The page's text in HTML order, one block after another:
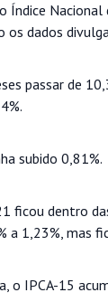
os dados
passar de
subido 0,81%.
ficou dentro
1,23%, mas
o IPCA-15